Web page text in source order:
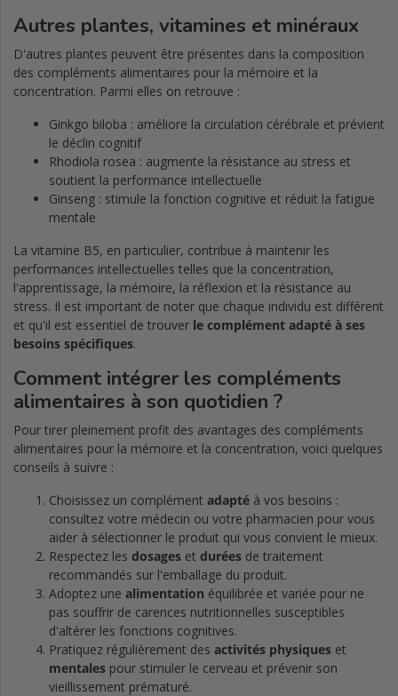
Autres plantes, vitamines et minéraux
D'autres plantes peuvent être présentes dans la composition
des compléments alimentaires pour la mémoire et la
concentration. Parmi elles on retrouve :
Ginkgo biloba : améliore la circulation cérébrale et prévient
le déclin cognitif
Rhodiola rosea : augmente la résistance au stress et
soutient la performance intellectuelle
Ginseng : stimule la fonction cognitive et réduit la fatigue
mentale
La vitamine B5, en particulier, contribue à maintenir les
performances intellectuelles telles que la concentration,
l'apprentissage, la mémoire, la réflexion et la résistance au
stress. Il est important de noter que chaque individu est différent
et qu'il est essentiel de trouver le complément adapté à ses
besoins spécifiques.
Comment intégrer les compléments
alimentaires à son quotidien ?
Pour tirer pleinement profit des avantages des compléments
alimentaires pour la mémoire et la concentration, voici quelques
conseils à suivre :
Choisissez un complément adapté à vos besoins :
consultez votre médecin ou votre pharmacien pour vous
aider à sélectionner le produit qui vous convient le mieux.
Respectez les dosages et durées de traitement
recommandés sur l'emballage du produit.
Adoptez une alimentation équilibrée et variée pour ne
pas souffrir de carences nutritionnelles susceptibles
d'altérer les fonctions cognitives.
Pratiquez régulièrement des activités physiques et
mentales pour stimuler le cerveau et prévenir son
vieillissement prématuré.